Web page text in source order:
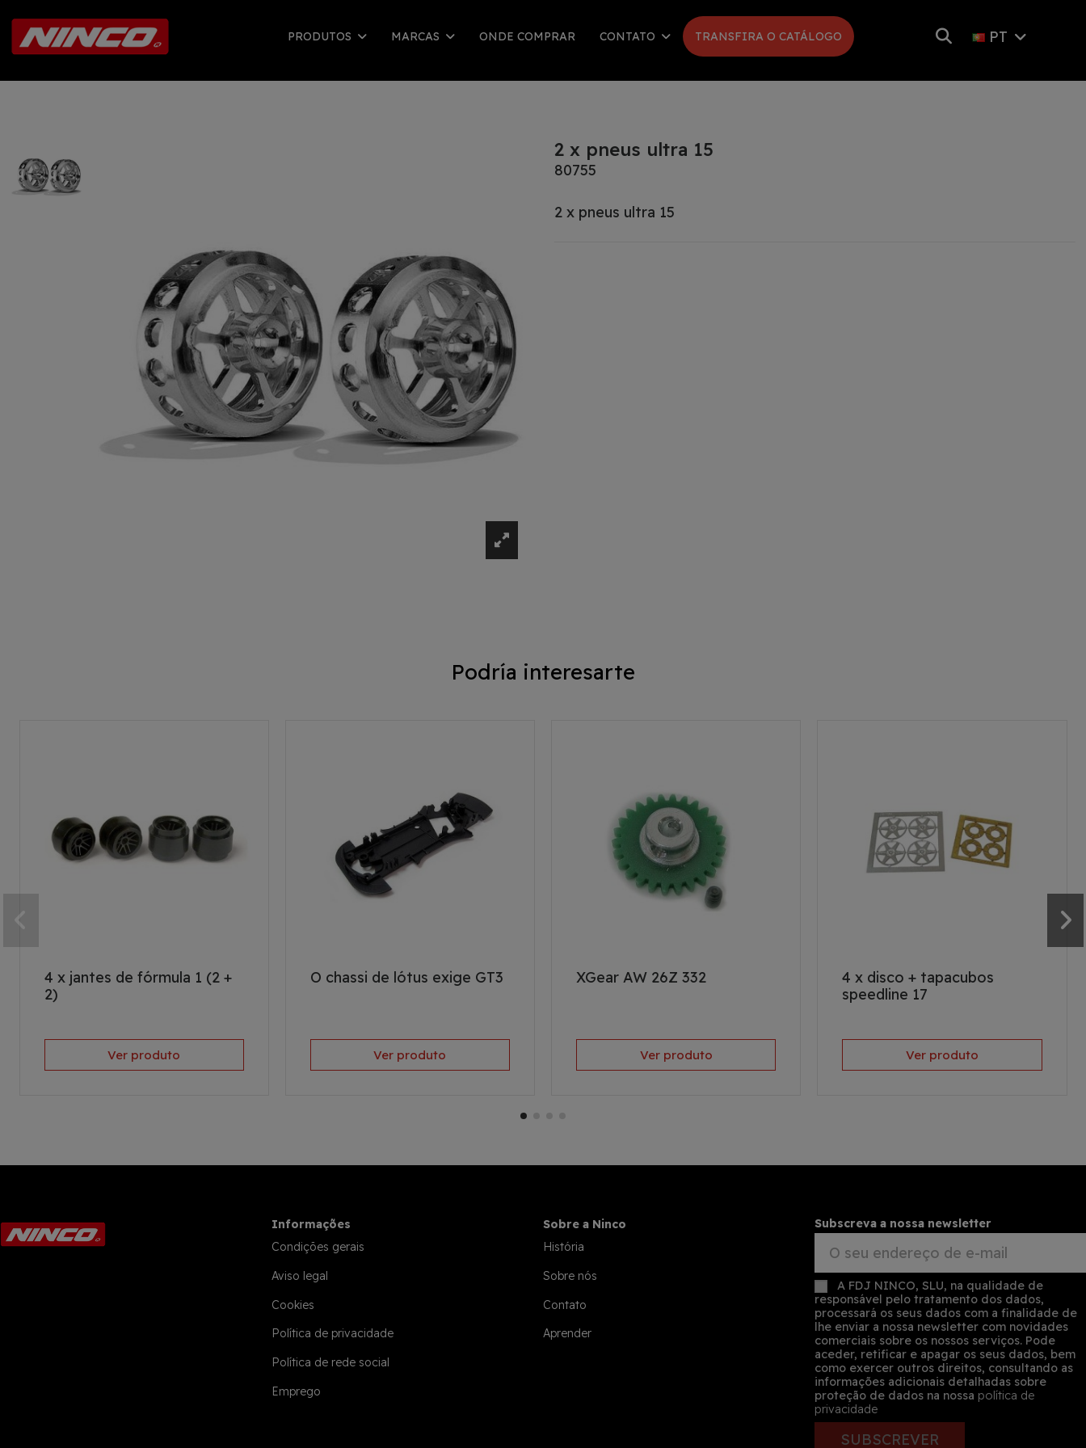
PRODUTOS MARCAS ONDE COMPRAR CONTATO TRANSFIRA O CATÁLOGO PT
2 x pneus ultra 15
80755
2 x pneus ultra 15
Podría interesarte
4 x jantes de fórmula 1 (2 +
2)
Ver produto
O chassi de lótus exige GT3
Ver produto
XGear AW 26Z 332
Ver produto
4 x disco + tapacubos
speedline 17
Ver produto
Informações
Condições gerais
Aviso legal
Cookies
Política de privacidade
Política de rede social
Emprego
Sobre a Ninco
História
Sobre nós
Contato
Aprender
Subscreva a nossa newsletter
A FDJ NINCO, SLU, na qualidade de
responsável pelo tratamento dos dados,
processará os seus dados com a finalidade de
lhe enviar a nossa newsletter com novidades
comerciais sobre os nossos serviços. Pode
aceder, retificar e apagar os seus dados, bem
como exercer outros direitos, consultando as
informações adicionais detalhadas sobre
proteção de dados na nossa política de
privacidade
SUBSCREVER